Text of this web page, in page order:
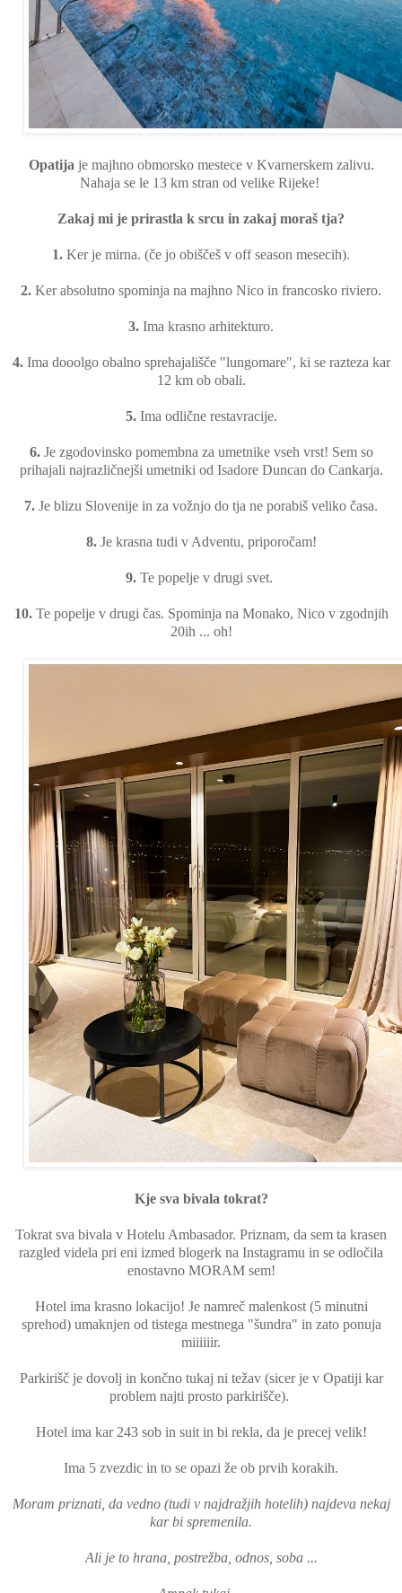
Opatija je majhno obmorsko mestece v Kvarnerskem zalivu.
Nahaja se le 13 km stran od velike Rijeke!
Zakaj mi je prirastla k srcu in zakaj moraš tja?
1. Ker je mirna. (če jo obiščeš v off season mesecih).
2. Ker absolutno spominja na majhno Nico in francosko riviero.
3. Ima krasno arhitekturo.
4. Ima dooolgo obalno sprehajališče "lungomare", ki se razteza kar
12 km ob obali.
5. Ima odlične restavracije.
6. Je zgodovinsko pomembna za umetnike vseh vrst! Sem so
prihajali najrazličnejši umetniki od Isadore Duncan do Cankarja.
7. Je blizu Slovenije in za vožnjo do tja ne porabiš veliko časa.
8. Je krasna tudi v Adventu, priporočam!
9. Te popelje v drugi svet.
10. Te popelje v drugi čas. Spominja na Monako, Nico v zgodnjih
20ih ... oh!
Kje sva bivala tokrat?
Tokrat sva bivala v Hotelu Ambasador. Priznam, da sem ta krasen
razgled videla pri eni izmed blogerk na Instagramu in se odločila
enostavno MORAM sem!
Hotel ima krasno lokacijo! Je namreč malenkost (5 minutni
sprehod) umaknjen od tistega mestnega "šundra" in zato ponuja
miiiiiir.
Parkirišč je dovolj in končno tukaj ni težav (sicer je v Opatiji kar
problem najti prosto parkirišče).
Hotel ima kar 243 sob in suit in bi rekla, da je precej velik!
Ima 5 zvezdic in to se opazi že ob prvih korakih.
Moram priznati, da vedno (tudi v najdražjih hotelih) najdeva nekaj
kar bi spremenila.
Ali je to hrana, postrežba, odnos, soba ...